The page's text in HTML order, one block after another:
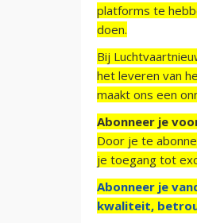
platforms te
doen.
Bij
het leveren van
maakt ons een
Abonneer je
Door je te
je toegang tot
Abonneer je
kwaliteit,